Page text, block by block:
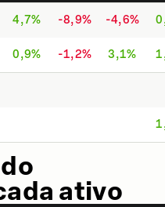
4,7% -8,9% -4,6%
0,9% -1,2% 3,1%
ativo